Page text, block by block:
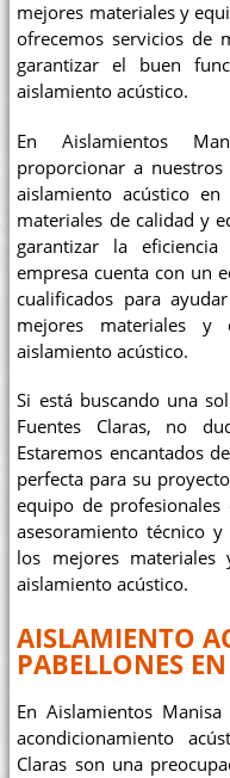
mejores materiales y
ofrecemos servicios de
garantizar el buen
aislamiento acústico.
En Aislamientos
proporcionar a
aislamiento acústico en
materiales de calidad y
garantizar la
empresa cuenta con un
cualificados para
mejores materiales
aislamiento acústico.
Si está buscando una
Fuentes Claras, no
Estaremos encantados
perfecta para su
equipo de
asesoramiento técnico
los mejores
aislamiento acústico.
AISLAMIENTO
PABELLONES
En Aislamientos
acondicionamiento
Claras son una